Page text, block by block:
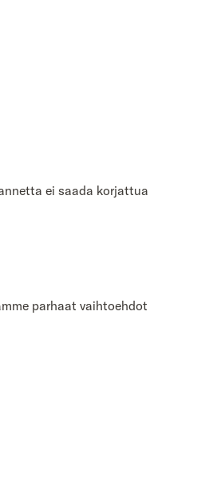
ei saada korjattua
parhaat vaihtoehdot